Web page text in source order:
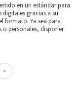
en un estándar para
gracias a su
formato. Ya sea para
o personales, disponer
»